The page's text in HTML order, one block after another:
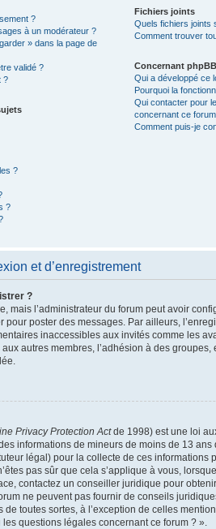
?
à un modérateur ?
» dans la page de
validé ?
?
?
?
Fichiers joints
Quels fichiers joints
Comment trouver
Concernant phpBB
Qui a développé ce
Pourquoi la
Qui contacter pour
concernant ce
Comment puis-je
et d’enregistrement
?
mais l’administrateur du forum peut avoir
pour poster des messages. Par ailleurs,
inaccessibles aux invités comme les
autres membres, l’adhésion à des groupes,
Privacy Protection Actde 1998) est une loi
informations de mineurs de moins de 13
légal) pour la collecte de ces informations
pas sûr que cela s’applique à vous,
contactez un conseiller juridique pour
ne peuvent pas fournir de conseils
toutes sortes, à l’exception de celles
questions légales concernant ce forum ? ».